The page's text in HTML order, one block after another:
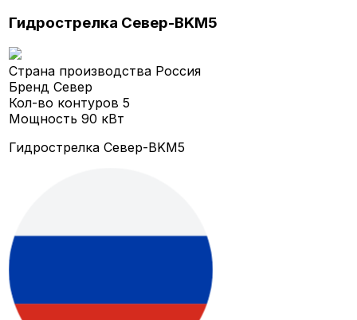
Гидрострелка Север-BKМ5
Страна производства Россия
БрендСевер
Кол-во контуров5
Мощность90 кВт
Гидрострелка Север-BKМ5